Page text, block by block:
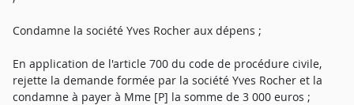
Condamne la société Yves Rocher aux dépens ;
En application de l'article 700 du code de procédure civile,
rejette la demande formée par la société Yves Rocher et la
condamne à payer à Mme [P] la somme de 3 000 euros ;